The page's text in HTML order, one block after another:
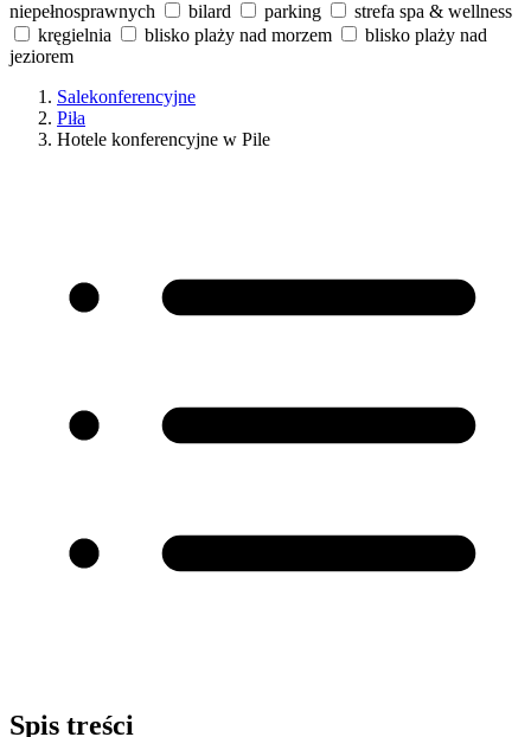
niepełnosprawnych
bilard parking
strefa spa & wellness
kręgielnia
blisko plaży nad morzem
blisko plaży nad
jeziorem
Salekonferencyjne
Piła
Hotele konferencyjne w Pile
Spis treści